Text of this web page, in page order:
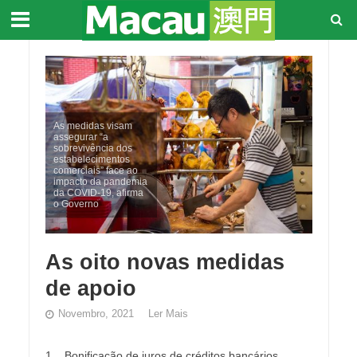
As medidas visam
assegurar “a
sobrevivência dos
estabelecimentos
comerciais” face ao
impacto da pandemia
da COVID-19, afirma
o Governo
As oito novas medidas
de apoio
Novembro, 2021 Ler Mais